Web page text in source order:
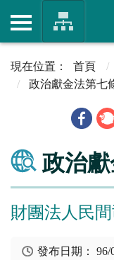
首頁
政治獻金法第七
政治
財團法人民
發布日期：96/